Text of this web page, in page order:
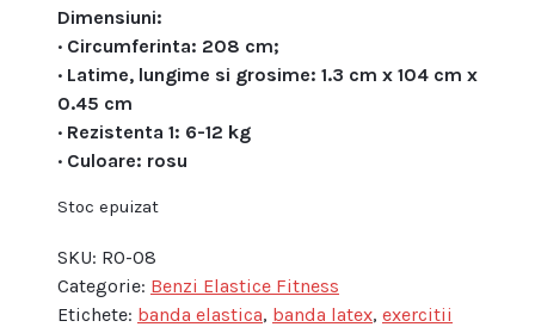
fost:
55,00 lei.
Dimensiuni:
· Circumferinta: 208 cm;
· Latime, lungime si grosime: 1.3 cm x 104 cm x
0.45 cm
· Rezistenta 1: 6-12 kg
· Culoare: rosu
Stoc epuizat
SKU: RO-08
Categorie: Benzi Elastice Fitness
Etichete: banda elastica, banda latex, exercitii